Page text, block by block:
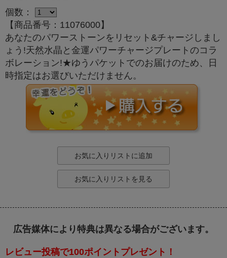
個数：
【商品番号：11076000】
あなたのパワーストーンをリセット&チャージしまし
ょう!天然水晶と金運パワーチャージプレートのコラ
ボレーション!★ゆうパケットでのお届けのため、日
時指定はお選びいただけません。
お気に入りリストに追加
お気に入りリストを見る
広告媒体により特典は異なる場合がございます。
レビュー投稿で100ポイントプレゼント！